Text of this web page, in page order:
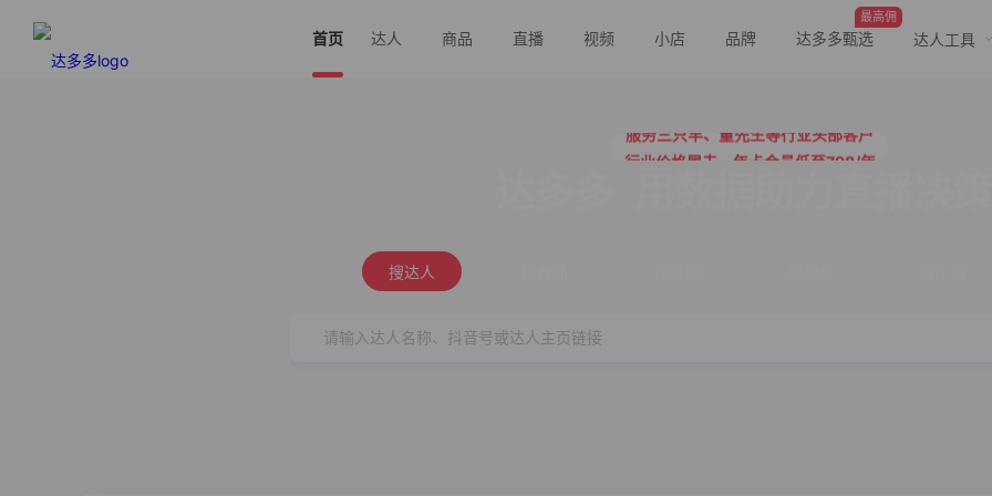
首页 达人 商品 直播 视频 小店 品牌
最高佣
达多多甄选 达人工具
行业价格屠夫，年卡会员低至798/年
搜达人